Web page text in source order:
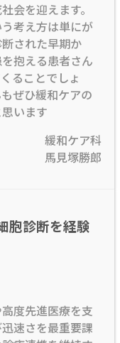
会を迎えます。
考え方は単にが
された早期か
抱える患者さん
ることでしょ
ぜひ緩和ケアの
います
緩和ケア科
馬見塚勝郎
胞診断を経験
度先進医療を支
速さを最重要課